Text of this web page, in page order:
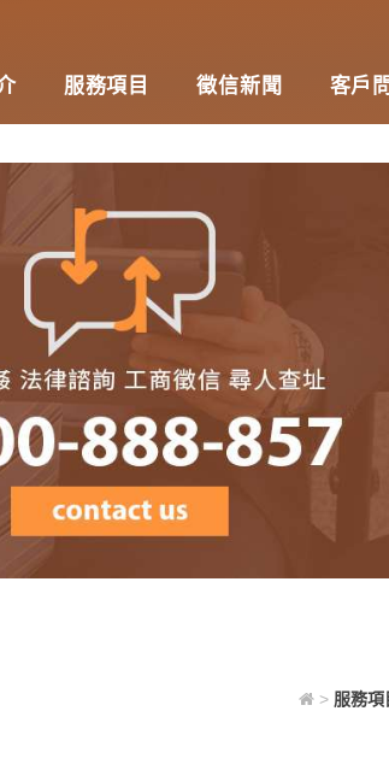
卓越與信賴
服務項目 徵信新聞 客戶
> 服務項